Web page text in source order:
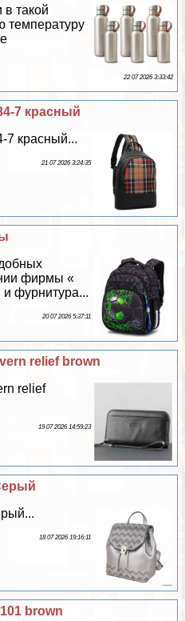
в такой
температуру
22 07 2026 3:33:42
7 красный
7 красный...
21 07 2026 3:24:35
фирмы «
фурнитура...
20 07 2026 5:37:11
relief brown
relief
19 07 2026 14:59:23
18 07 2026 19:16:11
brown